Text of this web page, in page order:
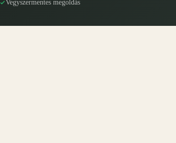
Vegyszermentes megoldás